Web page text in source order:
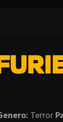
Terror